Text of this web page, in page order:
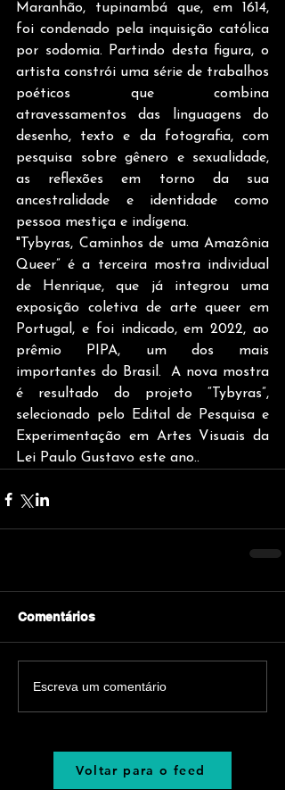
Maranhão, tupinambá que, em 1614,
foi condenado pela inquisição católica
por sodomia. Partindo desta figura, o
artista constrói uma série de trabalhos
poéticos que combina
atravessamentos das linguagens do
desenho, texto e da fotografia, com
pesquisa sobre gênero e sexualidade,
as reflexões em torno da sua
ancestralidade e identidade como
pessoa mestiça e indígena.
"Tybyras, Caminhos de uma Amazônia
Queer” é a terceira mostra individual
de Henrique, que já integrou uma
exposição coletiva de arte queer em
Portugal, e foi indicado, em 2022, ao
prêmio PIPA, um dos mais
importantes do Brasil.  A nova mostra
é resultado do projeto “Tybyras”,
selecionado pelo Edital de Pesquisa e
Experimentação em Artes Visuais da
Lei Paulo Gustavo este ano..
Comentários
Escreva um comentário
Voltar para o feed